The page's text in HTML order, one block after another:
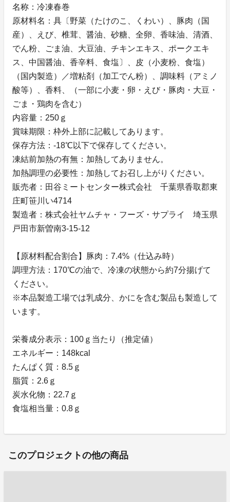
名称：冷凍春巻
原材料名：具〔野菜（たけのこ、くわい）、豚肉（国
産）、えび、椎茸、醤油、砂糖、全卵、香味油、清酒、
でん粉、ごま油、大豆油、チキンエキス、ポークエキ
ス、中国醤油、香辛料、食塩〕、皮（小麦粉、食塩）
（国内製造）／増粘剤（加工でん粉）、調味料（アミノ
酸等）、香料、（一部に小麦・卵・えび・豚肉・大豆・
ごま・鶏肉を含む）
内容量：250ｇ
賞味期限：枠外上部に記載してあります。
保存方法：-18℃以下で保存してください。
凍結前加熱の有無：加熱してありません。
加熱調理の必要性：加熱してお召し上がりください。
販売者：田谷ミートセンター株式会社 千葉県香取郡東
庄町笹川い4714
製造者：株式会社ヤムチャ・フーズ・サプライ 埼玉県
戸田市新曽南3-15-12
【原材料配合割合】豚肉：7.4%（仕込み時）
調理方法：170℃の油で、冷凍の状態から約7分揚げて
ください。
※本品製造工場では乳成分、かにを含む製品も製造して
います。
栄養成分表示：100ｇ当たり（推定値）
エネルギー：148kcal
たんぱく質：8.5ｇ
脂質：2.6ｇ
炭水化物：22.7ｇ
食塩相当量：0.8ｇ
このプロジェクトの他の商品